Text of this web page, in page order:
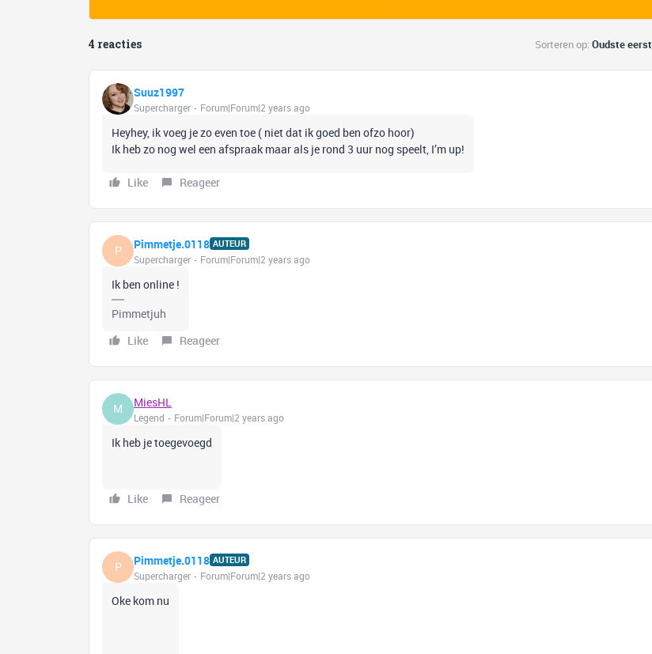
4 reacties Sorteren op:Oudste eerst
Suuz1997
Supercharger Forum|Forum|2 years ago
Heyhey, ik voeg je zo even toe ( niet dat ik goed ben ofzo hoor)
Ik heb zo nog wel een afspraak maar als je rond 3 uur nog speelt, I’m up!
Like Reageer
P Pimmetje.0118 AUTEUR
Supercharger Forum|Forum|2 years ago
Ik ben online !
Pimmetjuh
Like
Reageer
M MiesHL
Legend Forum|Forum|2 years ago
Ik heb je toegevoegd
Like Reageer
P Pimmetje.0118 AUTEUR
Supercharger Forum|Forum|2 years ago
Oke kom nu